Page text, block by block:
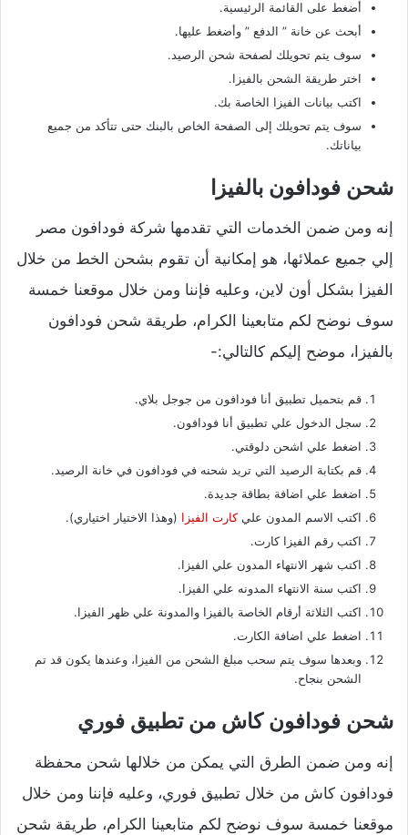
أضغط على القائمة الرئيسية.
أبحث عن خانة ” الدفع ” وأضغط عليها.
سوف يتم تحويلك لصفحة شحن الرصيد.
اختر طريقة الشحن بالفيزا.
اكتب بيانات الفيزا الخاصة بك.
سوف يتم تحويلك إلى الصفحة الخاص بالبنك حتى تتأكد من جميع
بياناتك.
شحن فودافون بالفيزا
إنه ومن ضمن الخدمات التي تقدمها شركة فودافون مصر
إلي جميع عملائها، هو إمكانية أن تقوم بشحن الخط من خلال
الفيزا بشكل أون لاين، وعليه فإننا ومن خلال موقعنا خمسة
سوف نوضح لكم متابعينا الكرام، طريقة شحن فودافون
بالفيزا، موضح إليكم كالتالي:-
قم بتحميل تطبيق أنا فودافون من جوجل بلاي.
سجل الدخول علي تطبيق أنا فودافون.
اضغط علي اشحن دلوقتي.
قم بكتابة الرصيد التي تريد شحنه في فودافون في خانة الرصيد.
اضغط علي اضافة بطاقة جديدة.
اكتب الاسم المدون عليكارت الفيزا (وهذا الاختيار اختياري).
اكتب رقم الفيزا كارت.
اكتب شهر الانتهاء المدون علي الفيزا.
اكتب سنة الانتهاء المدونه علي الفيزا.
اكتب الثلاثة أرقام الخاصة بالفيزا والمدونة علي ظهر الفيزا.
اضغط علي اضافة الكارت.
وبعدها سوف يتم سحب مبلغ الشحن من الفيزا، وعندها يكون قد تم
الشحن بنجاح.
شحن فودافون كاش من تطبيق فوري
إنه ومن ضمن الطرق التي يمكن من خلالها شحن محفظة
فودافون كاش من خلال تطبيق فوري، وعليه فإننا ومن خلال
موقعنا خمسة سوف نوضح لكم متابعينا الكرام، طريقة شحن